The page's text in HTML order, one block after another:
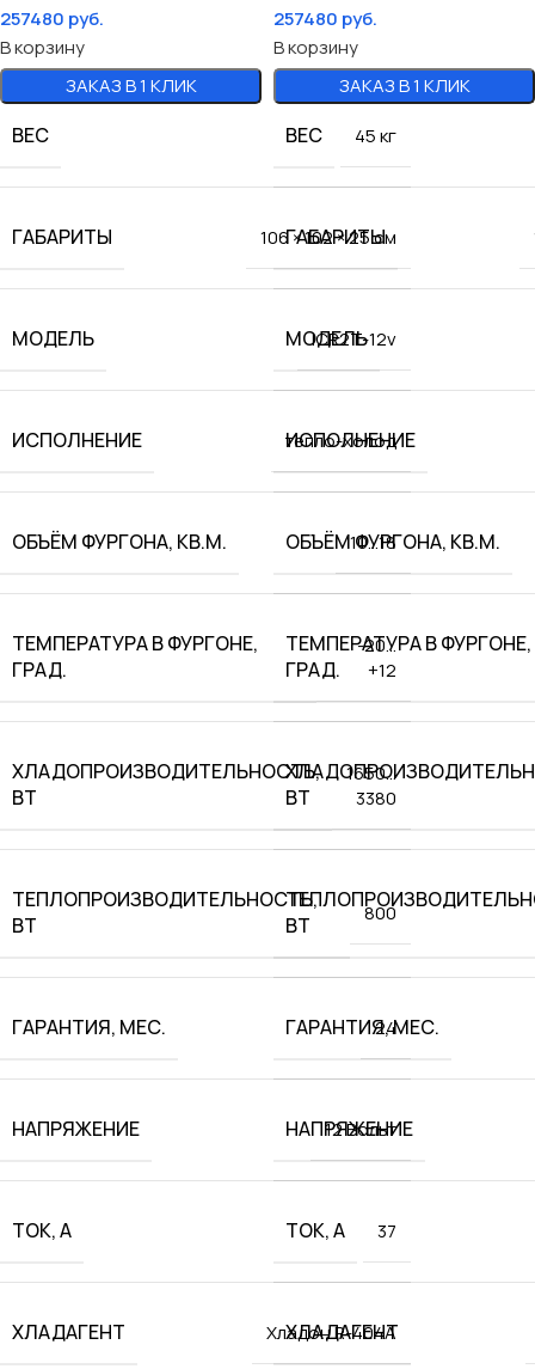
257480 руб.
В корзину
ЗАКАЗ В 1 КЛИК
ВЕС 45 кг
ГАБАРИТЫ 106 × 102 × 25 см
МОДЕЛЬ ICR2T-12v
ИСПОЛНЕНИЕ тепло-холод
ОБЪЁМ ФУРГОНА, КВ.М. 10…18
ТЕМПЕРАТУРА В ФУРГОНЕ,
ГРАД.
-20…
+12
ХЛАДОПРОИЗВОДИТЕЛЬНОСТЬ,
ВТ
1650…
3380
ТЕПЛОПРОИЗВОДИТЕЛЬНОСТЬ,
ВТ
800
ГАРАНТИЯ, МЕС. 24
НАПРЯЖЕНИЕ 12 Вольт
ТОК, А 37
ХЛАДАГЕНТ Хладон R-404A
257480 руб.
В корзину
ЗАКАЗ В 1 КЛИК
ВЕС
ГАБАРИТЫ
МОДЕЛЬ
ИСПОЛНЕНИЕ
ОБЪЁМ ФУРГОНА, КВ.М.
ТЕМПЕРАТУРА В ФУРГОНЕ,
ГРАД.
ВТ
ВТ
ГАРАНТИЯ, МЕС.
НАПРЯЖЕНИЕ
ТОК, А
ХЛАДАГЕНТ